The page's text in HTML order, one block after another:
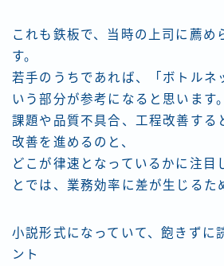
これも鉄板で、当時の上司に薦め
す。
若手のうちであれば、「ボトルネ
いう部分が参考になると思います。
課題や品質不具合、工程改善する
改善を進めるのと、
どこが律速となっているかに注目
とでは、業務効率に差が生じるた
小説形式になっていて、飽きずに
ント